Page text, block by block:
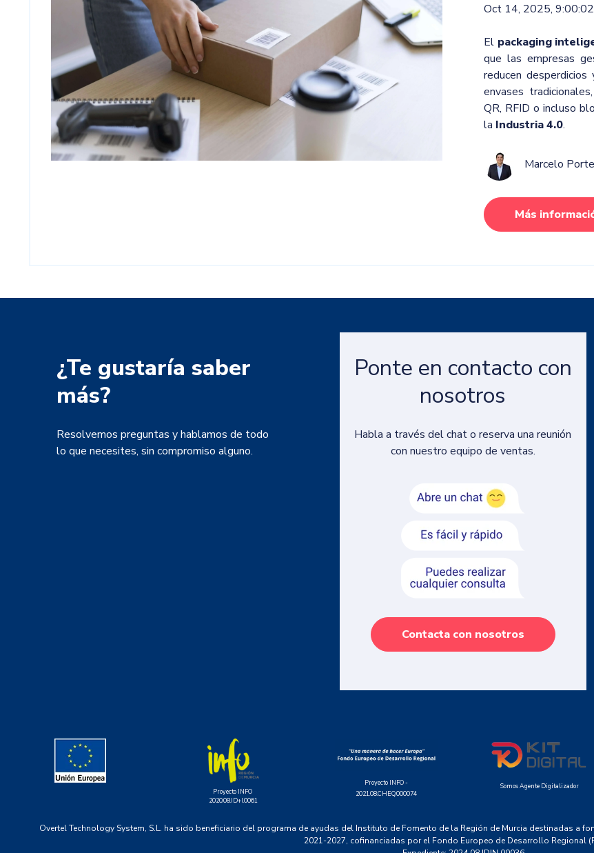
Oct 14, 2025,
El packaging
que las empresas
reducen
envases
QR, RFID o incluso
la Industria 4.0.
Marcelo
Más
¿Te gustaría saber
más?
Resolvemos preguntas y hablamos de todo
lo que necesites, sin compromiso alguno.
Ponte en contacto con
nosotros
Habla a través del chat o reserva una reunión
con nuestro equipo de ventas.
Contacta con nosotros
Proyecto INFO
2020.08.ID+I.0061
Proyecto INFO -
2021.08.CHEQ.000074
Somos Agente Digitalizador
Overtel Technology System, S.L. ha sido beneficiario del programa de ayudas del Instituto de Fomento de la Región de Murcia destinadas a
2021-2027, cofinanciadas por el Fondo Europeo de Desarrollo Regional